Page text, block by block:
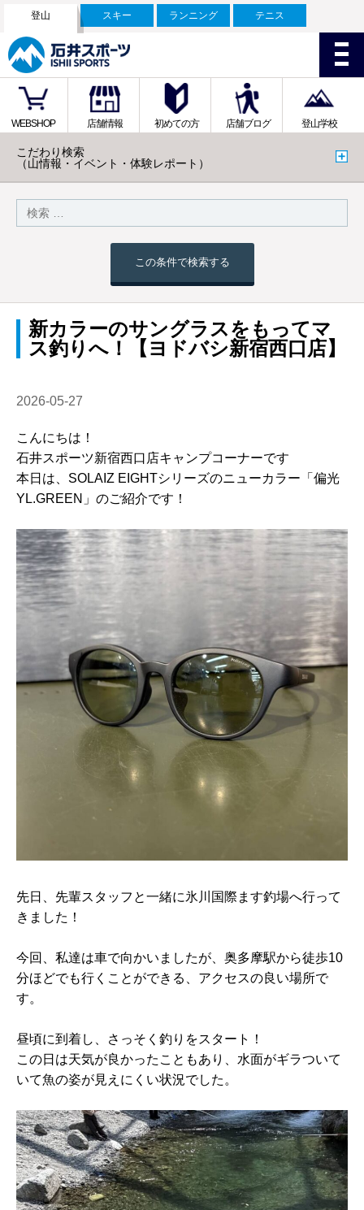
登山 スキー ランニング テニス
WEBSHOP 店舗情報 初めての方 店舗ブログ 登山学校
こだわり検索
（山情報・イベント・体験レポート）
この条件で検索する
新カラーのサングラスをもってマ
ス釣りへ！【ヨドバシ新宿西口店】
2026-05-27
こんにちは！
石井スポーツ新宿西口店キャンプコーナーです
本日は、SOLAIZ EIGHTシリーズのニューカラー「偏光
YL.GREEN」のご紹介です！
先日、先輩スタッフと一緒に氷川国際ます釣場へ行って
きました！
今回、私達は車で向かいましたが、奥多摩駅から徒歩10
分ほどでも行くことができる、アクセスの良い場所で
す。
昼頃に到着し、さっそく釣りをスタート！
この日は天気が良かったこともあり、水面がギラついて
いて魚の姿が見えにくい状況でした。